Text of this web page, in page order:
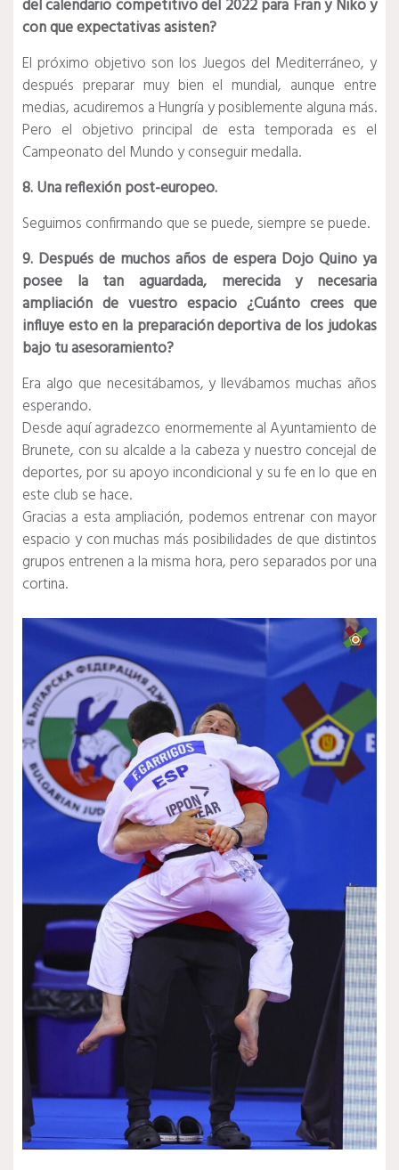
del calendario competitivo del 2022 para Fran y Niko y
con que expectativas asisten?
El próximo objetivo son los Juegos del Mediterráneo, y
después preparar muy bien el mundial, aunque entre
medias, acudiremos a Hungría y posiblemente alguna más.
Pero el objetivo principal de esta temporada es el
Campeonato del Mundo y conseguir medalla.
8. Una reflexión post-europeo.
Seguimos confirmando que se puede, siempre se puede.
9. ​Después de muchos años de espera Dojo Quino ya
posee la tan aguardada, merecida y necesaria
ampliación de vuestro espacio ¿Cuánto crees que
influye esto en la preparación deportiva de los judokas
bajo tu asesoramiento?
Era algo que necesitábamos, y llevábamos muchas años
esperando.
Desde aquí agradezco enormemente al Ayuntamiento de
Brunete, con su alcalde a la cabeza y nuestro concejal de
deportes, por su apoyo incondicional y su fe en lo que en
este club se hace.
Gracias a esta ampliación, podemos entrenar con mayor
espacio y con muchas más posibilidades de que distintos
grupos entrenen a la misma hora, pero separados por una
cortina.